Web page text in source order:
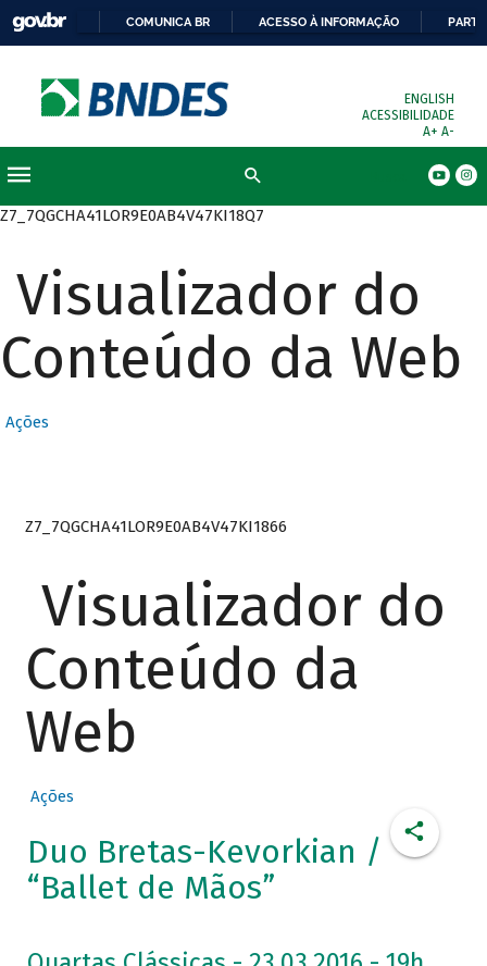
COMUNICA BR ACESSO À INFORMAÇÃO
ENGLISH
ACESSIBILIDADE
A+ A-
Z7_7QGCHA41LOR9E0AB4V47KI18Q7
Visualizador do
Conteúdo da Web
Ações
Z7_7QGCHA41LOR9E0AB4V47KI1866
Visualizador do
Conteúdo da
Web
Ações
Duo Bretas-Kevorkian /
“Ballet de Mãos”